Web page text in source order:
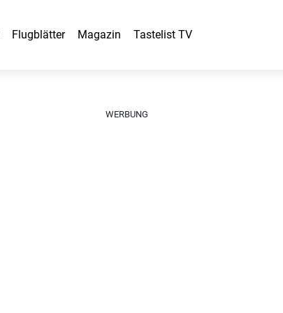
Flugblätter Magazin Tastelist TV
WERBUNG